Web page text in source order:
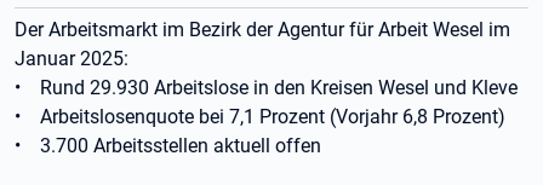
Der Arbeitsmarkt im Bezirk der Agentur für Arbeit Wesel im
Januar 2025:
• Rund 29.930 Arbeitslose in den Kreisen Wesel und Kleve
• Arbeitslosenquote bei 7,1 Prozent (Vorjahr 6,8 Prozent)
• 3.700 Arbeitsstellen aktuell offen